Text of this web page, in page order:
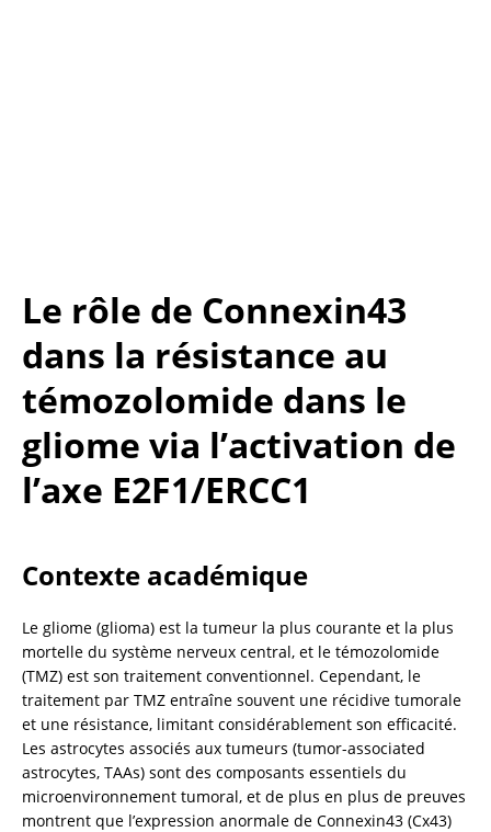
Le rôle de Connexin43
dans la résistance au
témozolomide dans le
gliome via l’activation de
l’axe E2F1/ERCC1
Contexte académique
Le gliome (glioma) est la tumeur la plus courante et la plus
mortelle du système nerveux central, et le témozolomide
(TMZ) est son traitement conventionnel. Cependant, le
traitement par TMZ entraîne souvent une récidive tumorale
et une résistance, limitant considérablement son efficacité.
Les astrocytes associés aux tumeurs (tumor-associated
astrocytes, TAAs) sont des composants essentiels du
microenvironnement tumoral, et de plus en plus de preuves
montrent que l’expression anormale de Connexin43 (Cx43)